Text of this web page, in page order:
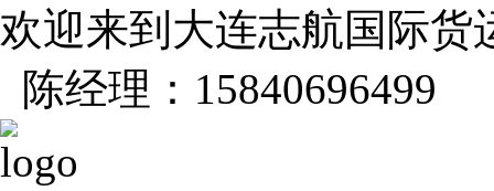
欢迎来到大连志航国际货
陈经理：15840696499